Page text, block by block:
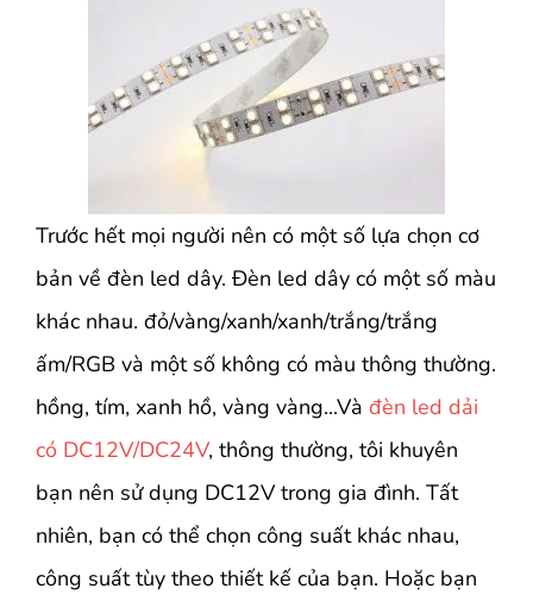
Trước hết mọi người nên có một số lựa chọn cơ
bản về đèn led dây. Đèn led dây có một số màu
khác nhau. đỏ/vàng/xanh/xanh/trắng/trắng
ấm/RGB và một số không có màu thông thường.
hồng, tím, xanh hồ, vàng vàng...Và đèn led dải
có DC12V/DC24V, thông thường, tôi khuyên
bạn nên sử dụng DC12V trong gia đình. Tất
nhiên, bạn có thể chọn công suất khác nhau,
công suất tùy theo thiết kế của bạn. Hoặc bạn